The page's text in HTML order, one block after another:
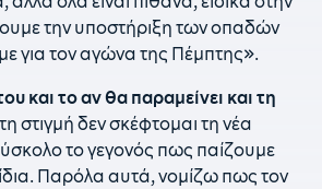
την υποστήριξη των οπαδών
για τον αγώνα της Πέμπτης».
και το αν θα παραμείνει και τη
στιγμή δεν σκέφτομαι τη νέα
δύσκολο το γεγονός πως παίζουμε
Παρόλα αυτά, νομίζω πως τον